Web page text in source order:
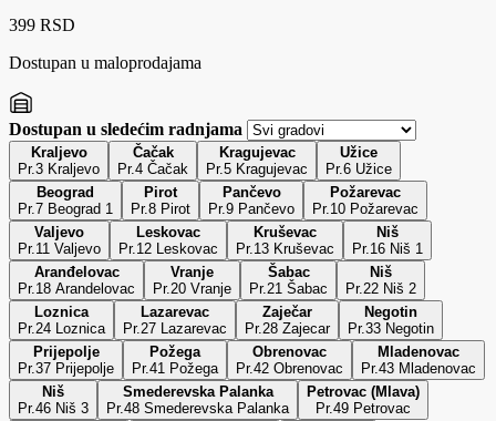
399 RSD
Dostupan u maloprodajama
Dostupan u sledećim radnjama
Kraljevo
Pr.3 Kraljevo
Čačak
Pr.4 Čačak
Kragujevac
Pr.5 Kragujevac
Užice
Pr.6 Užice
Beograd
Pr.7 Beograd 1
Pirot
Pr.8 Pirot
Pančevo
Pr.9 Pančevo
Požarevac
Pr.10 Požarevac
Valjevo
Pr.11 Valjevo
Leskovac
Pr.12 Leskovac
Kruševac
Pr.13 Kruševac
Niš
Pr.16 Niš 1
Aranđelovac
Pr.18 Arandelovac
Vranje
Pr.20 Vranje
Šabac
Pr.21 Šabac
Niš
Pr.22 Niš 2
Loznica
Pr.24 Loznica
Lazarevac
Pr.27 Lazarevac
Zaječar
Pr.28 Zajecar
Negotin
Pr.33 Negotin
Prijepolje
Pr.37 Prijepolje
Požega
Pr.41 Požega
Obrenovac
Pr.42 Obrenovac
Mladenovac
Pr.43 Mladenovac
Niš
Pr.46 Niš 3
Smederevska Palanka
Pr.48 Smederevska Palanka
Petrovac (Mlava)
Pr.49 Petrovac